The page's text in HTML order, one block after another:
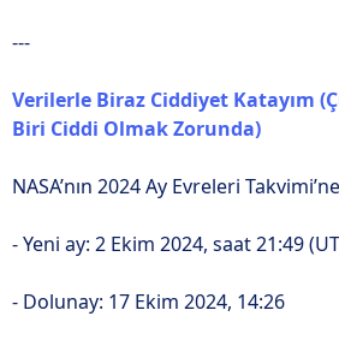
---
Verilerle Biraz Ciddiyet Katayım
Biri Ciddi Olmak Zorunda)
NASA’nın 2024 Ay Evreleri
- Yeni ay: 2 Ekim 2024, saat 21:49
- Dolunay: 17 Ekim 2024, 14:26